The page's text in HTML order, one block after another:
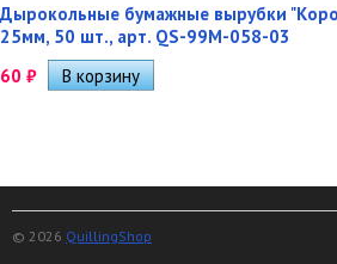
Дырокольные бумажные вырубки
25мм, 50 шт., арт. QS-99M-058-03
60 ₽
© 2026 QuillingShop